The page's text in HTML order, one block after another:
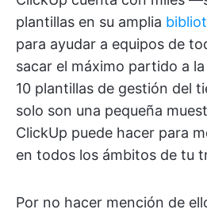
plantillas en su amplia
para ayudar a equipos de
sacar el máximo partido a
10 plantillas de gestión del
solo son una pequeña
ClickUp puede hacer para
en todos los ámbitos de tu
Por no hacer mención de